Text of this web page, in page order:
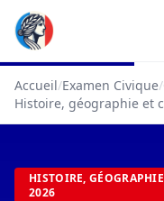
Accueil/Examen Civique/
Histoire, géographie et
HISTOIRE,
2026